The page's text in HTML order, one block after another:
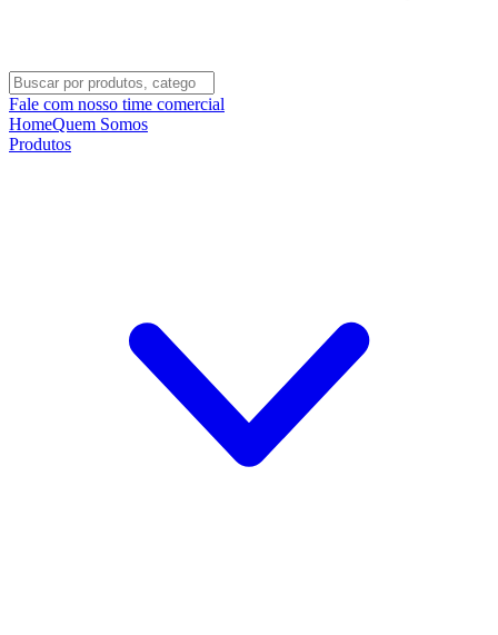
Fale com nosso time comercial
HomeQuem Somos
Produtos